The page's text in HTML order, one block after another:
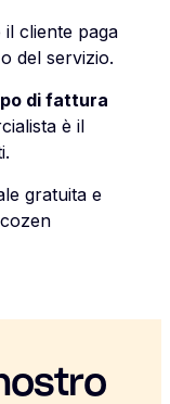
il cliente paga
del servizio.
di fattura
è il
gratuita e